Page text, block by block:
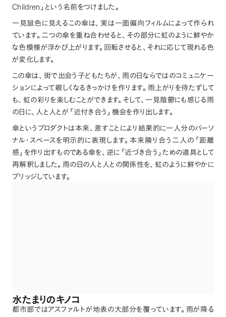
Children 」 という名前をつけました。
一見鼠色に見えるこの傘は、 実は一面偏向フィルムによって作られ
ています。 二つの傘を重ね合わせると 、 その部分に虹のように鮮やか
な色模様が浮かび上がります。 回転させると 、 それに応じて現れる色
が変化します。
この傘は、 街で出会う子どもたちが 、 雨の日ならではのコミュニケー
ションによって親しくなるきっかけを作ります。 雨上がりを待たずして
も、 虹の彩りを楽しむことができます。 そして、 一見陰鬱にも感じる雨
の日に、 人と人とが 「 近付き合う 」 機会を作り出します。
傘というプロダクトは本来、 差すことにより結果的に一人分のパーソ
ナル・スペースを明示的に表現します。 本来隣り合う二人の 「 距離
感 」 を作り出すものである傘を、 逆に 「 近づき合う 」 ための道具として
再解釈しました。 雨の日の人と人との関係性を、 虹のように鮮やかに
ブリッジしています。
水たまりのキノコ
都市部ではアスファルトが地表の大部分を覆っています。 雨が降る